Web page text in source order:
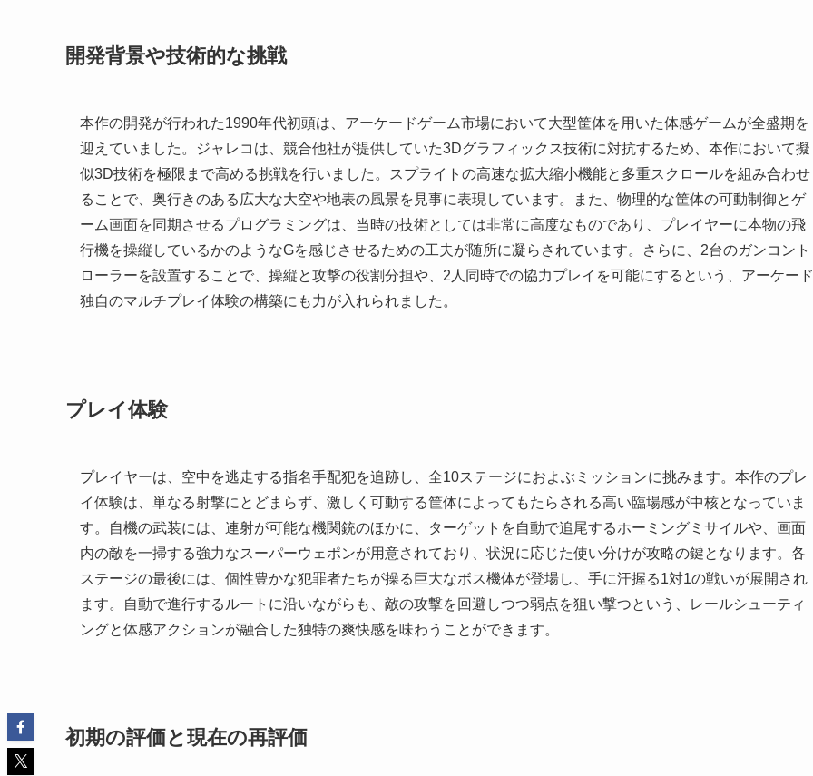
開発背景や技術的な挑戦
本作の開発が行われた1990年代初頭は、アーケードゲーム市場において大型筐体を用いた体感ゲームが全盛期を
迎えていました。ジャレコは、競合他社が提供していた3Dグラフィックス技術に対抗するため、本作において擬
似3D技術を極限まで高める挑戦を行いました。スプライトの高速な拡大縮小機能と多重スクロールを組み合わせ
ることで、奥行きのある広大な大空や地表の風景を見事に表現しています。また、物理的な筐体の可動制御とゲ
ーム画面を同期させるプログラミングは、当時の技術としては非常に高度なものであり、プレイヤーに本物の飛
行機を操縦しているかのようなGを感じさせるための工夫が随所に凝らされています。さらに、2台のガンコント
ローラーを設置することで、操縦と攻撃の役割分担や、2人同時での協力プレイを可能にするという、アーケード
独自のマルチプレイ体験の構築にも力が入れられました。
プレイ体験
プレイヤーは、空中を逃走する指名手配犯を追跡し、全10ステージにおよぶミッションに挑みます。本作のプレ
イ体験は、単なる射撃にとどまらず、激しく可動する筐体によってもたらされる高い臨場感が中核となっていま
す。自機の武装には、連射が可能な機関銃のほかに、ターゲットを自動で追尾するホーミングミサイルや、画面
内の敵を一掃する強力なスーパーウェポンが用意されており、状況に応じた使い分けが攻略の鍵となります。各
ステージの最後には、個性豊かな犯罪者たちが操る巨大なボス機体が登場し、手に汗握る1対1の戦いが展開され
ます。自動で進行するルートに沿いながらも、敵の攻撃を回避しつつ弱点を狙い撃つという、レールシューティ
ングと体感アクションが融合した独特の爽快感を味わうことができます。
初期の評価と現在の再評価